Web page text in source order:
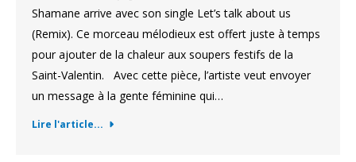
Shamane arrive avec son single Let’s talk about us
(Remix). Ce morceau mélodieux est offert juste à temps
pour ajouter de la chaleur aux soupers festifs de la
Saint-Valentin. Avec cette pièce, l’artiste veut envoyer
un message à la gente féminine qui…
Lire l'article...